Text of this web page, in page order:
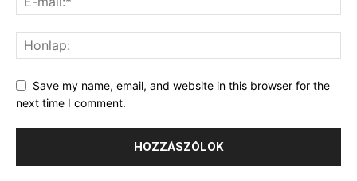
Save my name, email, and website in this browser for the
next time I comment.